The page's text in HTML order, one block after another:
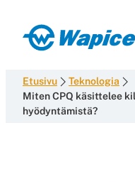
suoraan
sisältöön
Wapice
development
with
end-
Etusivu
Teknologia
Miten CPQ käsittelee
hyödyntämistä?